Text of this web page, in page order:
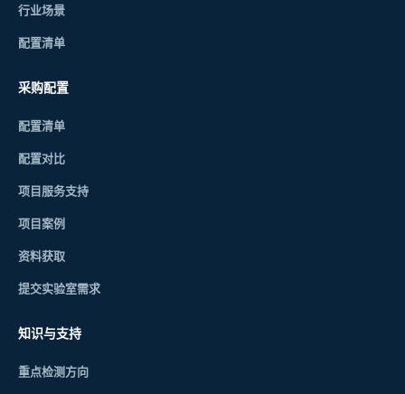
行业场景
配置清单
采购配置
配置清单
配置对比
项目服务支持
项目案例
资料获取
提交实验室需求
知识与支持
重点检测方向